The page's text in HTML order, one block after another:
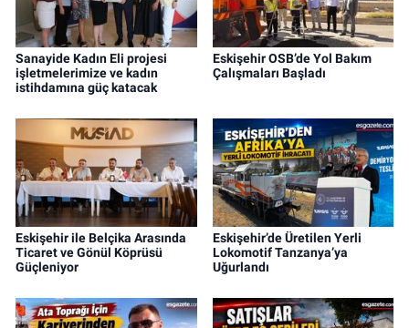
Sanayide Kadın Eli projesi
işletmelerimize ve kadın
istihdamına güç katacak
Eskişehir OSB’de Yol Bakım
Çalışmaları Başladı
Eskişehir ile Belçika Arasında
Ticaret ve Gönül Köprüsü
Güçleniyor
Eskişehir’de Üretilen Yerli
Lokomotif Tanzanya’ya
Uğurlandı